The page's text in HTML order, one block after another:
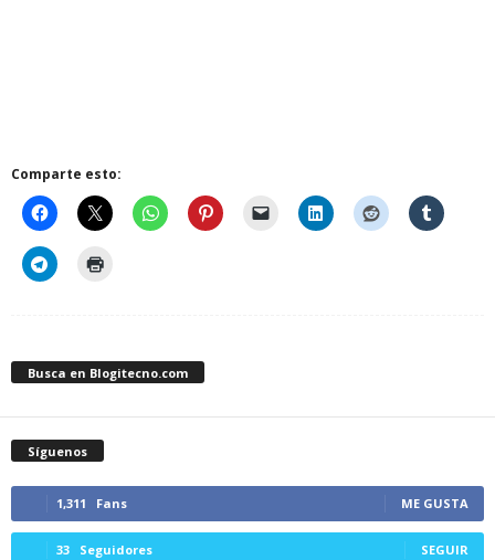
Comparte esto:
Busca en Blogitecno.com
Síguenos
1,311 Fans ME GUSTA
33 Seguidores SEGUIR